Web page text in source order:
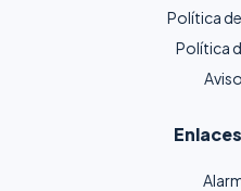
Política
Política